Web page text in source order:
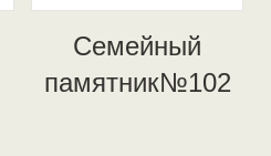
Семейный
памятник№102